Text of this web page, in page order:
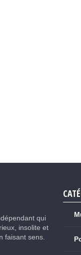
qui
insolite et
faisant sens.